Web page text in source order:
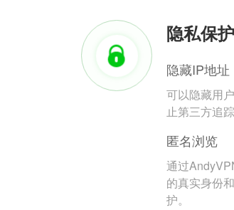
隐私保护
隐藏IP地址
可以隐藏用
止第三方追
匿名浏览
通过
的真实身份
护。